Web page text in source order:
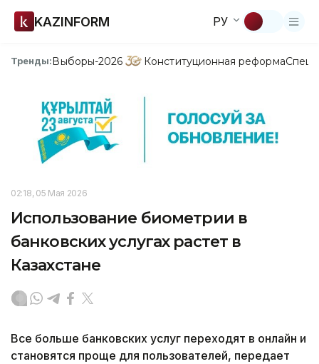
KAZINFORM РУ
Тренды:Выборы-2026 Конституционная реформа
02:18, 05 Мая 2026
Использование биометрии в
банковских услугах растет в
Казахстане
Все больше банковских услуг переходят в онлайн и
становятся проще для пользователей, передает